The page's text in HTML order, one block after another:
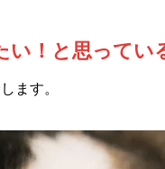
い！と思ってい
ます。